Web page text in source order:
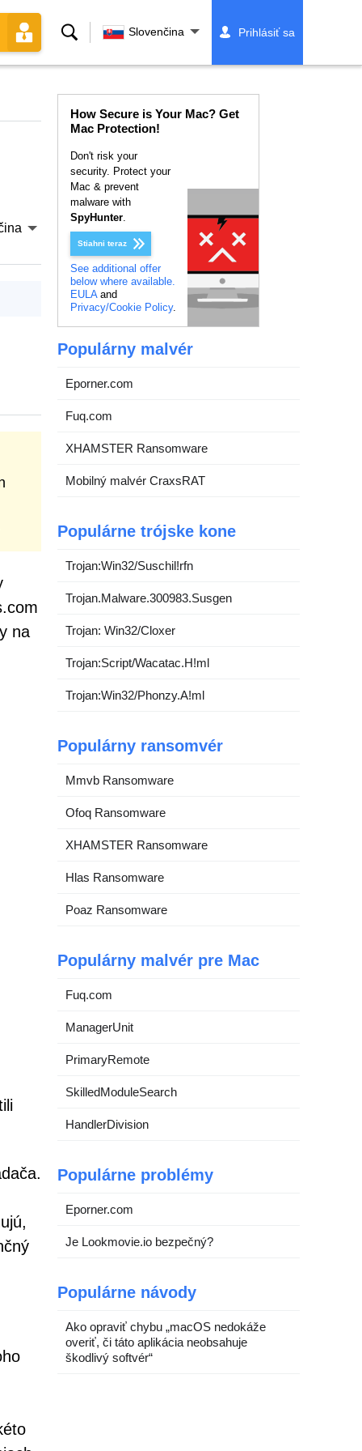
VyhľadávanieSlovenčina Prihlásiť sa
na
How Secure is Your Mac? Get
Mac Protection!
Don't risk your
security. Protect your
Mac & prevent
malware with
SpyHunter.
Stiahni teraz
See additional offer
below where available.
EULAand
Privacy/Cookie Policy.
Populárny malvér
Eporner.com
Fuq.com
XHAMSTER Ransomware
Mobilný malvér CraxsRAT
Populárne trójske kone
Trojan:Win32/Suschil!rfn
Trojan.Malware.300983.Susgen
Trojan: Win32/Cloxer
Trojan:Script/Wacatac.H!ml
Trojan:Win32/Phonzy.A!ml
Populárny ransomvér
Mmvb Ransomware
Ofoq Ransomware
XHAMSTER Ransomware
Hlas Ransomware
Poaz Ransomware
Populárny malvér pre Mac
Fuq.com
ManagerUnit
PrimaryRemote
SkilledModuleSearch
HandlerDivision
Populárne problémy
Eporner.com
Je Lookmovie.io bezpečný?
Populárne návody
Ako opraviť chybu „macOS nedokáže
overiť, či táto aplikácia neobsahuje
škodlivý softvér“